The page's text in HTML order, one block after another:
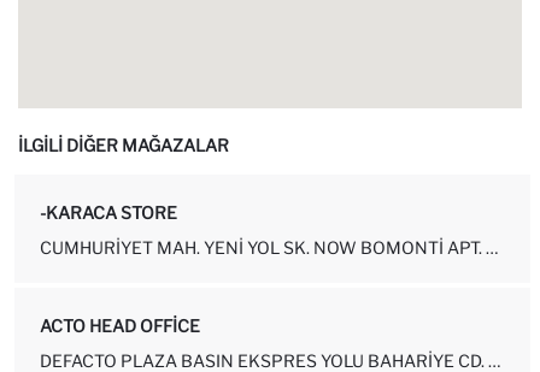
İLGİLİ DİĞER MAĞAZALAR
-KARACA STORE
CUMHURIYET MAH. YENI YOL SK. NOW BOMONTI APT. NO:2-12
ACTO HEAD OFFICE
DEFACTO PLAZA BASIN EKSPRES YOLU BAHARIYE CD. NO.31 KÜÇÜKÇEKMECE ...